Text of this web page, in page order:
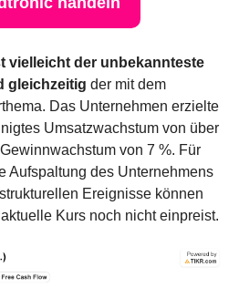
vielleicht der unbekannteste
gleichzeitig der mit dem
Das Unternehmen erzielte
Umsatzwachstum von über
von 7 %. Für
Aufspaltung des Unternehmens
Ereignisse können
Kurs noch nicht einpreist.